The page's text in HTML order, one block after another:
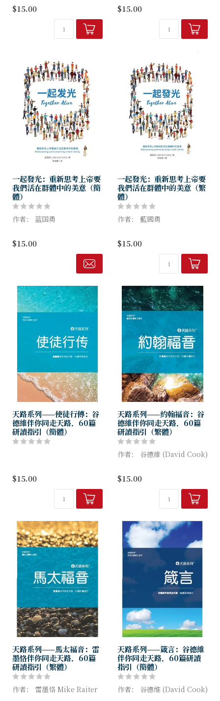
要付上什麼代價？邀請你加入
十二個門徒與耶穌同行的旅
程，並透過路加這位作者，來
探索門徒在伴...
$15.00
绘耶稣是以马内利与我们同在
的上帝以及世界的救主。经文
中显明耶稣如何完全应验弥赛
亚的预言，以及祂的死与复活
$15.00
一起發光：重新思考上帝要
我們活在群體中的美意（簡
體）
作者： 蓝国勇
们似乎愈来愈我行我素丶特立
独行，使得美好的群体生活艺
术渐渐式微。在城市里，人们
虽然彼此住得很靠近，但心灵
$15.00
一起發光：重新思考上帝要
我們活在群體中的美意（繁
體）
作者： 藍國勇
們似乎愈來愈我行我素、特立
獨行，使得美好的群體生活藝
術漸漸式微。在城市裡，人們
雖然彼此住得很靠近，但心靈
$15.00
天路系列——使徒行傳：谷
德維伴你同走天路．60篇
研讀指引（簡體）
$15.00
天路系列——約翰福音：谷
德維伴你同走天路．60篇
研讀指引（繁體）
作者： 谷德維 (David Cook)
告：「太初有道，道與上帝同
在，道就是上帝。」接著，約
翰記述了代表上帝的耶穌基
督，道成肉身...
$15.00
天路系列——馬太福音：雷
墨恪伴你同走天路．60篇
研讀指引（繁體）
作者： 雷墨恪 Mike Raiter
天路系列——箴言：谷德維
伴你同走天路．60篇研讀
指引（簡體）
作者： 谷德维 (David Cook)